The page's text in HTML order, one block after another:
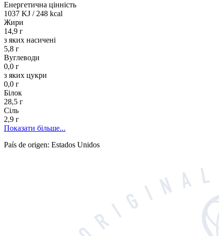
Енергетична цінність
1037 KJ / 248 kcal
Жири
14,9 г
з яких насичені
5,8 г
Вуглеводи
0,0 г
з яких цукри
0,0 г
Білок
28,5 г
Сіль
2,9 г
Показати більше...
País de origen: Estados Unidos